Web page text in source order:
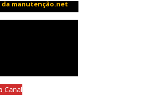
da manutenção.net
Canal